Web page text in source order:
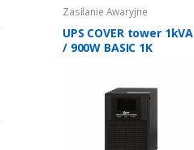
Zasilanie Awaryjne
UPS COVER tower 1kVA
/ 900W BASIC 1K